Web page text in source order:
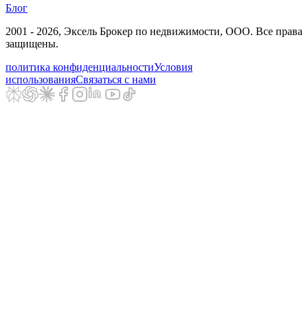
Блог
2001 - 2026, Эксель Брокер по недвижимости, ООО. Все права
защищены.
политика конфиденциальностиУсловия
использованияСвязаться с нами